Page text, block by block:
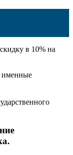
в 10% на